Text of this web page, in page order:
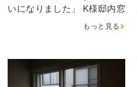
いになりました」 K様邸内窓
もっと見る